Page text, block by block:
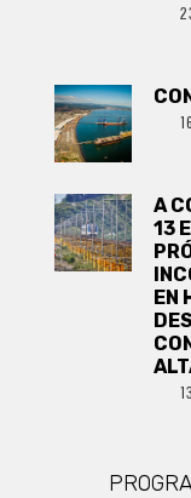
A
13
EN